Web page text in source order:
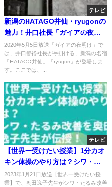
テレビ
新潟のHATAGO井仙・ryugonの
魅力！井口社長「ガイアの夜明
け」出演！
2020年5月5日放送「ガイアの夜明け」で
は、井口智裕社長が手掛ける、新潟の名宿
「HATAGO井仙」「ryugon」が登場しま
す。ここでは、...
テレビ
【世界一受けたい授業】1分カオ
キン体操のやり方は？シワ・た
るみ改善を奥田逸子先生が伝
授！
2023年1月21日放送【世界一受けたい授
業】で、奥田逸子先生がシワ・たるみ改善